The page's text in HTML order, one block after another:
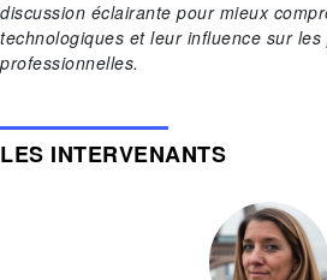
discussion éclairante pour mieux
technologiques et leur influence sur les
professionnelles.
LES INTERVENANTS